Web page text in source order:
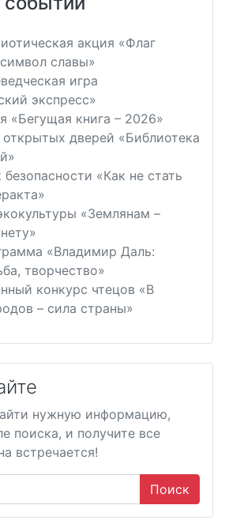
акция «Флаг
славы»
игра
экспресс»
«Бегущая книга – 2026»
дверей «Библиотека
безопасности «Как не стать
«Землянам –
«Владимир Даль:
творчество»
конкурс чтецов «В
– сила страны»
нужную информацию,
поиска, и получите все
встречается!
Поиск